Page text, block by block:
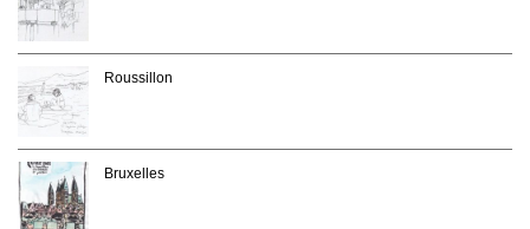
Roussillon
Bruxelles